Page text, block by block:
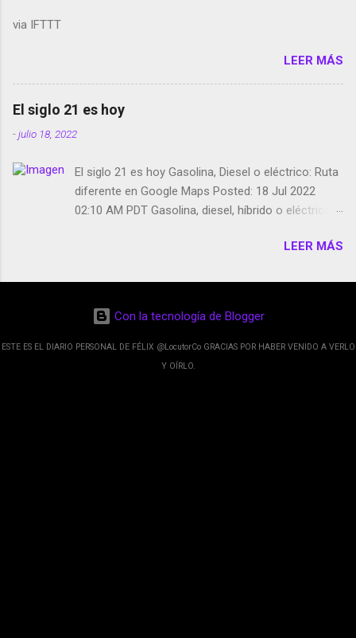
Live Photos en Google Photos Llegando Partimos
Dictados en Android El tamaño y su importancia...
via IFTTT
LEER MÁS
El siglo 21 es hoy
-julio 18, 2022
El siglo 21 es hoy Gasolina, Diesel o eléctrico: Ruta
diferente en Google Maps Posted: 18 Jul 2022
02:10 AM PDT Gasolina, diesel, híbrido o eléctrico:
de esos sentidos es lo que hacen los
desarrolladores de Alphabet, la compañía matriz
de Google; y por el otro lado tenemos el
crecimiento de Google Maps con lo que
informamos los usuarios reseñas del lugares
LEER MÁS
Con la tecnología de Blogger
ESTE ES EL DIARIO PERSONAL DE FÉLIX @LocutorCo GRACIAS POR HABER VENIDO A VERLO
Y OÍRLO.